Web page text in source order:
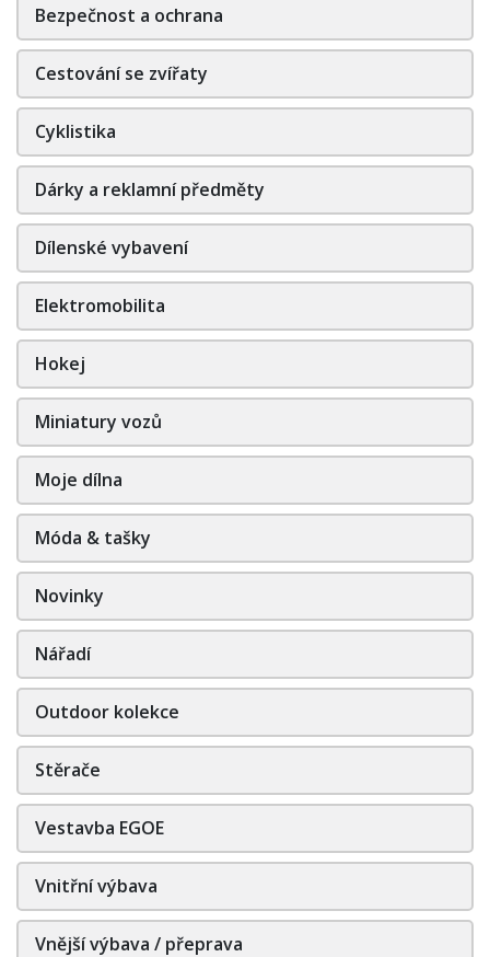
Bezpečnost a ochrana
Cestování se zvířaty
Cyklistika
Dárky a reklamní předměty
Dílenské vybavení
Elektromobilita
Hokej
Miniatury vozů
Moje dílna
Móda & tašky
Novinky
Nářadí
Outdoor kolekce
Stěrače
Vestavba EGOE
Vnitřní výbava
Vnější výbava / přeprava